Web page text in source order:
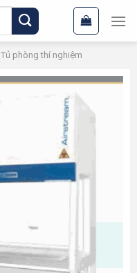
Tủ phòng thí nghiệm